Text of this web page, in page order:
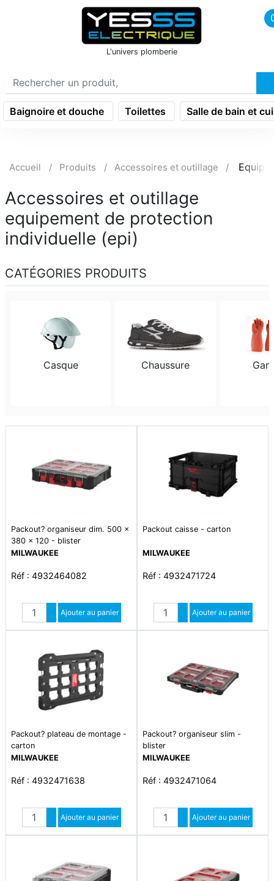
icon menu burger
L'univers plomberie
Baignoire et douche Toilettes Salle de bain et
Accueil Produits Accessoires et outillage
Accessoires et outillage
equipement de protection
individuelle (epi)
CATÉGORIES PRODUITS
Casque Chaussure
Packout? organiseur dim. 500 x
380 x 120 - blister
MILWAUKEE
Réf : 4932464082
Quantité
Augmenter quantité
Diminuer quantité
Ajouter au panier
Packout caisse - carton
MILWAUKEE
Réf : 4932471724
Quantité
Augmenter quantité
Diminuer quantité
Ajouter au panier
Packout? plateau de montage -
carton
MILWAUKEE
Réf : 4932471638
Quantité
Augmenter quantité
Diminuer quantité
Ajouter au panier
Packout? organiseur slim -
blister
MILWAUKEE
Réf : 4932471064
Quantité
Augmenter quantité
Diminuer quantité
Ajouter au panier